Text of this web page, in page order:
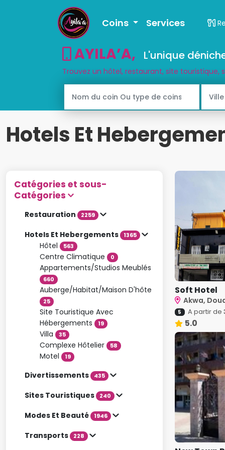
Coins Services
AYILA’A, L'unique
Trouvez un hôtel, restaurant, site touristique,
Hotels Et
Catégories et sous-
Catégories
Restauration 2259
Hotels Et Hebergements 1365
Hôtel 563
Centre Climatique 0
Appartements/Studios Meublés
660
Auberge/Habitat/Maison D'hôte
25
Site Touristique Avec
Hébergements
19
Villa 35
Complexe Hôtelier 58
Motel 19
Divertissements 435
Sites Touristiques 240
Modes Et Beauté 1946
Transports 228
Soft Hotel
Akwa,
5 A partir de
5.0